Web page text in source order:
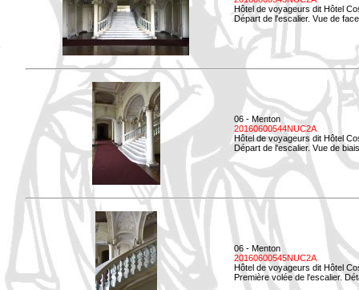
Hôtel de voyageurs dit Hôtel
Départ de l'escalier. Vue de
06 - Menton
20160600544NUC2A
Hôtel de voyageurs dit Hôtel
Départ de l'escalier. Vue de
06 - Menton
20160600545NUC2A
Hôtel de voyageurs dit Hôtel
Première volée de l'escalier.